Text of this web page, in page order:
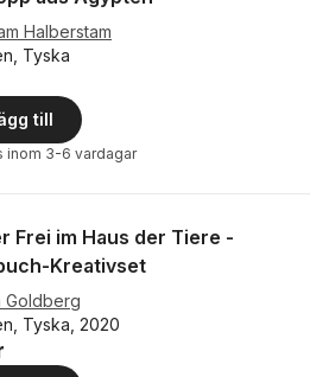
Halberstam
Tyska
till
inom 3-6 vardagar
Frei im Haus der Tiere -
Kreativset
Goldberg
Tyska, 2020